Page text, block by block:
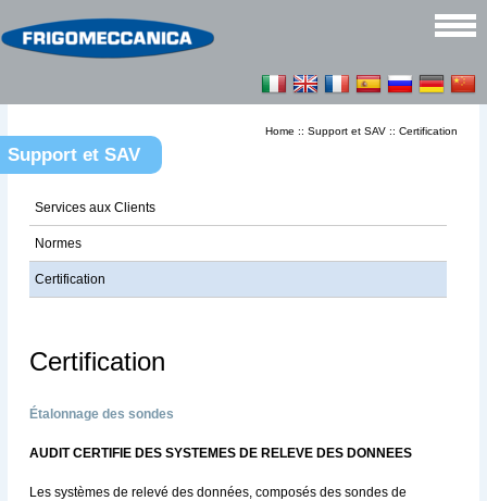
Home ::Support et SAV ::Certification
Support et SAV
Services aux Clients
Normes
Certification
Certification
Étalonnage des sondes
AUDIT CERTIFIE DES SYSTEMES DE RELEVE DES DONNEES
Les systèmes de relevé des données, composés des sondes de